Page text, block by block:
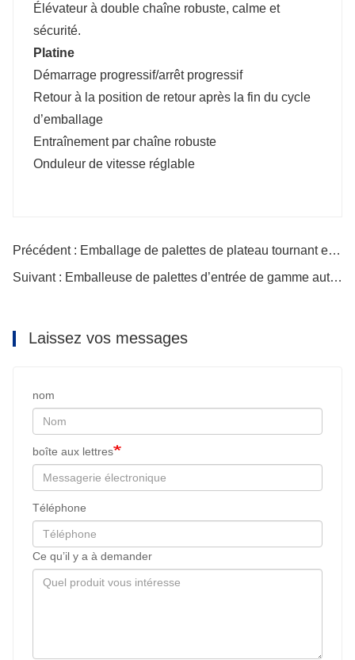
Élévateur à double chaîne robuste, calme et
sécurité.
Platine
Démarrage progressif/arrêt progressif
Retour à la position de retour après la fin du cycle
d’emballage
Entraînement par chaîne robuste
Onduleur de vitesse réglable
Précédent : Emballage de palettes de plateau tournant en fer à cheval
Suivant : Emballeuse de palettes d’entrée de gamme automatique
Laissez vos messages
nom
boîte aux lettres
Téléphone
Ce qu’il y a à demander